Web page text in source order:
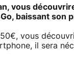
vous
baissant son
vous
il sera